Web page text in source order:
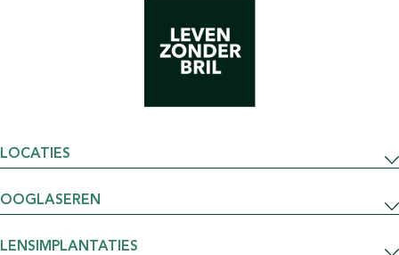
LOCATIES
OOGLASEREN
LENSIMPLANTATIES